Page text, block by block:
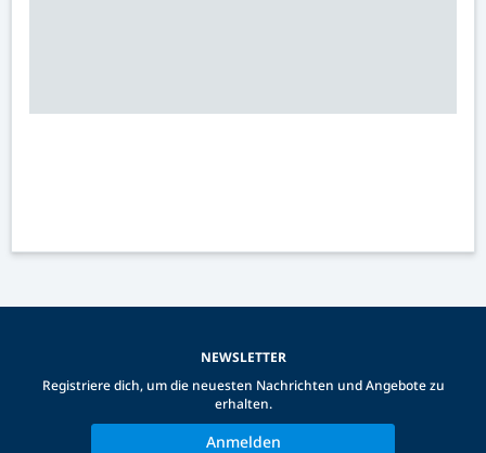
NEWSLETTER
Registriere dich, um die neuesten Nachrichten und Angebote zu
erhalten.
Anmelden